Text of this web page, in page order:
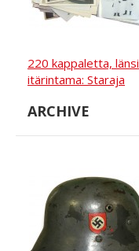
220 kappaletta,
itärintama: Staraja
Novgorod.
ARCHIVE